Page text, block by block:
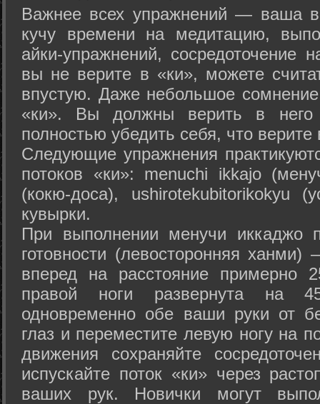
Важнее всех упражнений — ваша
кучу времени на медитацию,
айки-упражнений, сосредоточение
вы не верите в «ки», можете
впустую. Даже небольшое сомнение
«ки». Вы должны верить в
полностью убедить себя, что верите
Следующие упражнения
потоков «ки»: menuchi ikkajo
(кокю-доса), ushiro­tekubitori­kokyu
кувырки.
При выполнении менучи иккаджо
готовности (левосторонняя
вперед на расстояние примерно
правой ноги развернута на
одновременно обе ваши руки от
глаз и переместите левую ногу на
движения сохраняйте
испускайте поток «ки» через
ваших рук. Новички могут